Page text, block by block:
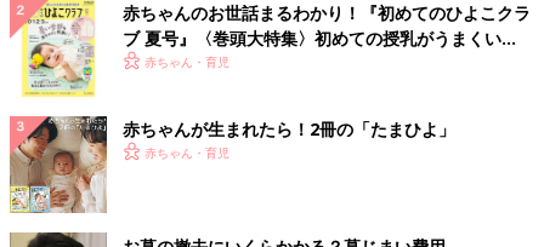
赤ちゃんのお世話まるわかり！『初めてのひよこクラ
ブ 夏号』〈巻頭大特集〉初めての授乳がうまくい
く！ おっぱい・ミルクの基本と夏のトラブル 解決テ
赤ちゃん・育児
赤ちゃんが生まれたら！2冊の「たまひよ」
赤ちゃん・育児